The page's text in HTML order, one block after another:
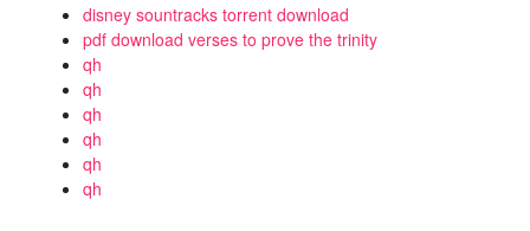
disney sountracks torrent download
pdf download verses to prove the trinity
qh
qh
qh
qh
qh
qh